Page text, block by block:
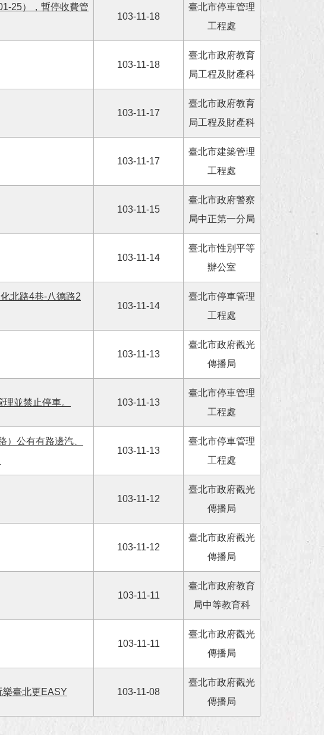
25），暫停收費管
103-11-18
臺北市停車管理
工程處
103-11-18
臺北市政府教育
局工程及財產科
103-11-17
臺北市政府教育
局工程及財產科
103-11-17
臺北市建築管理
工程處
103-11-15
臺北市政府警察
局中正第一分局
103-11-14
臺北市性別平等
辦公室
北路4巷-八德路2
103-11-14
臺北市停車管理
工程處
103-11-13
臺北市政府觀光
傳播局
並禁止停車。 103-11-13
臺北市停車管理
工程處
公有有路邊汽、
103-11-13
臺北市停車管理
工程處
103-11-12
臺北市政府觀光
傳播局
103-11-12
臺北市政府觀光
傳播局
103-11-11
臺北市政府教育
局中等教育科
103-11-11
臺北市政府觀光
傳播局
樂臺北更EASY 103-11-08
臺北市政府觀光
傳播局